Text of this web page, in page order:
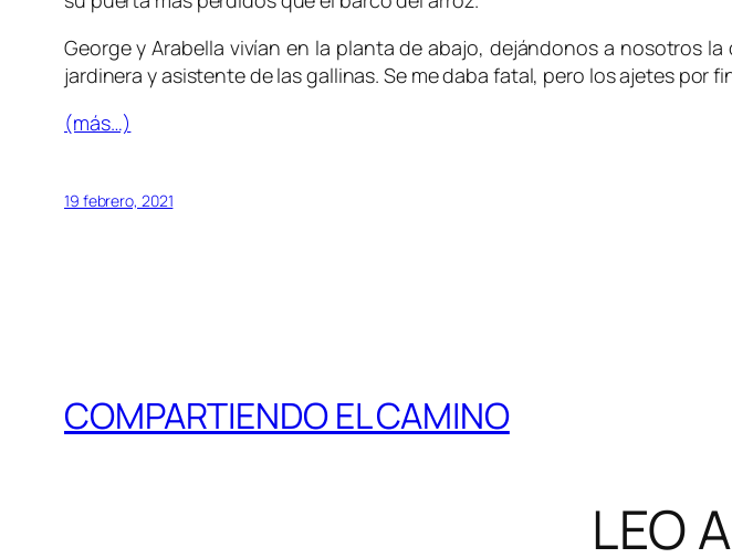
George y Arabella vivían en la planta de abajo, dejándonos a nosotros
jardinera y asistente de las gallinas. Se me daba fatal, pero los ajetes
(más…)
19 febrero, 2021
COMPARTIENDO EL CAMINO
LEO